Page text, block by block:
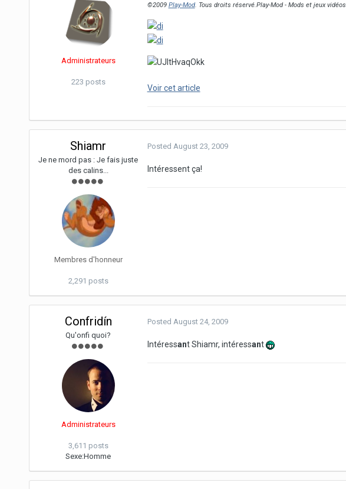
Administrateurs
223 posts
©2009 Play-Mod. Tous droits réservé.Play-Mod - Mods et jeux vidéos
Voir cet article
Shiamr
Je ne mord pas : Je fais juste
des calins...
Membres d'honneur
2,291 posts
Posted August 23, 2009
Intéressent ça!
Confridín
Qu'onfi quoi?
Administrateurs
3,611 posts
Sexe:Homme
Posted August 24, 2009
Intéressant Shiamr, intéressant